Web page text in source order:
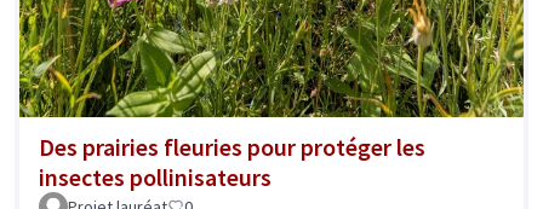
Des prairies fleuries pour protéger les
insectes pollinisateurs